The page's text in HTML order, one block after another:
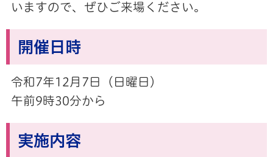
いますので、ぜひご来場ください。
開催日時
令和7年12月7日（日曜日）
午前9時30分から
実施内容